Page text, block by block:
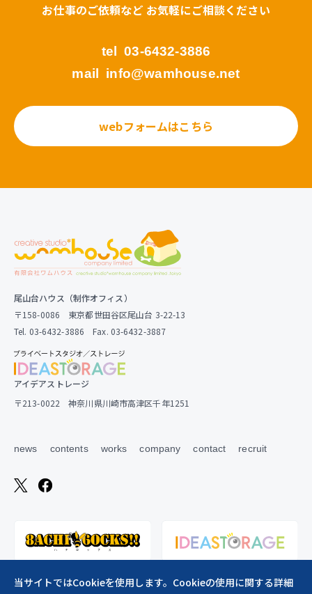
お仕事のご依頼など お気軽にご相談ください
tel 03-6432-3886
mail info@wamhouse.net
webフォームはこちら
尾山台ハウス（制作オフィス）
〒158-0086 東京都世田谷区尾山台 3-22-13
Tel. 03-6432-3886 Fax. 03-6432-3887
アイデアストレージ
〒213-0022 神奈川県川崎市高津区千年1251
news contents works company contact recruit
当サイトではCookieを使用します。Cookieの使用に関する詳細